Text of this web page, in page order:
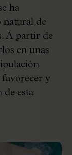
ha
natural de
A partir de
en unas
favorecer y
de esta